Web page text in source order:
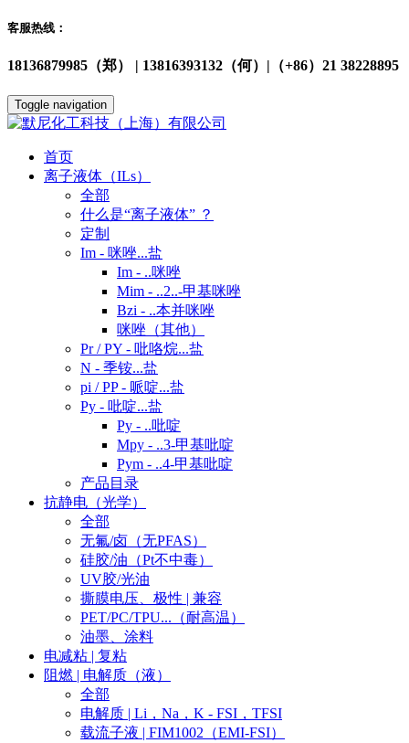
客服热线：
18136879985（郑） | 13816393132（何）|（+86）21 38228895
Toggle navigation
首页
离子液体（ILs）
全部
什么是“离子液体” ？
定制
Im - 咪唑...盐
Im - ..咪唑
Mim - ..2..-甲基咪唑
Bzi - ..本并咪唑
咪唑（其他）
Pr / PY - 吡咯烷...盐
N - 季铵...盐
pi / PP - 哌啶...盐
Py - 吡啶...盐
Py - ..吡啶
Mpy - ..3-甲基吡啶
Pym - ..4-甲基吡啶
产品目录
抗静电（光学）
全部
无氟/卤（无PFAS）
硅胶/油（Pt不中毒）
UV胶/光油
撕膜电压、极性 | 兼容
PET/PC/TPU...（耐高温）
油墨、涂料
电减粘 | 复粘
阻燃 | 电解质（液）
全部
电解质 | Li，Na，K - FSI，TFSI
载流子液 | FIM1002（EMI-FSI）